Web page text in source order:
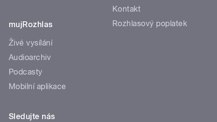
mujRozhlas
Živé vysílání
Audioarchiv
Podcasty
Mobilní aplikace
Kontakt
Rozhlasový poplatek
Sledujte nás